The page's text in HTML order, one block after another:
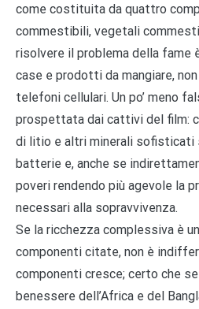
come costituita da quattro
commestibili, vegetali
risolvere il problema della fame
case e prodotti da mangiare,
telefoni cellulari. Un po’ meno
prospettata dai cattivi del film:
di litio e altri minerali sofisticati
batterie e, anche se
poveri rendendo più agevole la
necessari alla sopravvivenza.
Se la ricchezza complessiva è
componenti citate, non è
componenti cresce; certo che
benessere dell’Africa e del